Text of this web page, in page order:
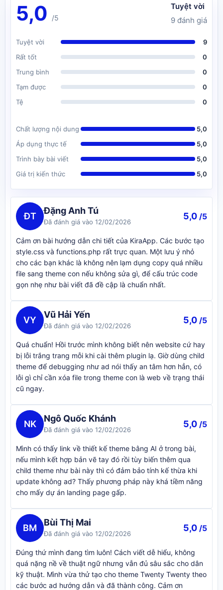
5,0 /5
Tuyệt vời
9 đánh giá
Tuyệt vời
9
Rất tốt
0
Trung bình
0
Tạm được
0
Tệ
0
Chất lượng nội dung
5,0
Áp dụng thực tế
5,0
Trình bày bài viết
5,0
Giá trị kiến thức
5,0
ĐT Đặng Anh Tú
Đã đánh giá vào 12/02/2026
5,0 /5
Cảm ơn bài hướng dẫn chi tiết của KiraApp. Các bước tạo
style.css và functions.php rất trực quan. Một lưu ý nhỏ
cho các bạn khác là không nên lạm dụng copy quá nhiều
file sang theme con nếu không sửa gì, để cấu trúc code
gọn nhẹ như bài viết đã đề cập là chuẩn nhất.
VY Vũ Hải Yến
Đã đánh giá vào 12/02/2026
5,0 /5
Quá chuẩn! Hồi trước mình không biết nên website cứ hay
bị lỗi trắng trang mỗi khi cài thêm plugin lạ. Giờ dùng child
theme để debugging như ad nói thấy an tâm hơn hẳn, có
lỗi gì chỉ cần xóa file trong theme con là web về trạng thái
cũ ngay.
NK Ngô Quốc Khánh
Đã đánh giá vào 12/02/2026
5,0 /5
Mình có thấy link về thiết kế theme bằng AI ở trong bài,
nếu mình kết hợp bản vẽ tay đó rồi tùy biến thêm qua
child theme như bài này thì có đảm bảo tính kế thừa khi
update không ad? Thấy phương pháp này khá tiềm năng
cho mấy dự án landing page gấp.
BM Bùi Thị Mai
Đã đánh giá vào 12/02/2026
5,0 /5
Đúng thứ mình đang tìm luôn! Cách viết dễ hiểu, không
quá nặng nề về thuật ngữ nhưng vẫn đủ sâu sắc cho dân
kỹ thuật. Mình vừa thử tạo cho theme Twenty Twenty theo
các bước ad hướng dẫn và đã thành công. Cảm ơn